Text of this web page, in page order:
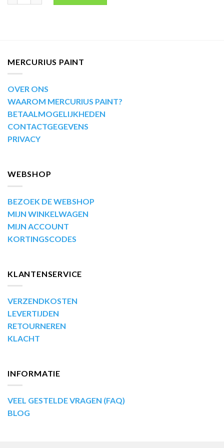
MERCURIUS PAINT
OVER ONS
WAAROM MERCURIUS PAINT?
BETAALMOGELIJKHEDEN
CONTACTGEGEVENS
PRIVACY
WEBSHOP
BEZOEK DE WEBSHOP
MIJN WINKELWAGEN
MIJN ACCOUNT
KORTINGSCODES
KLANTENSERVICE
VERZENDKOSTEN
LEVERTIJDEN
RETOURNEREN
KLACHT
INFORMATIE
VEEL GESTELDE VRAGEN (FAQ)
BLOG